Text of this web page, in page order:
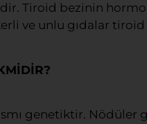
Tiroid bezinin
ve unlu gıdalar
genetiktir. Nödüler